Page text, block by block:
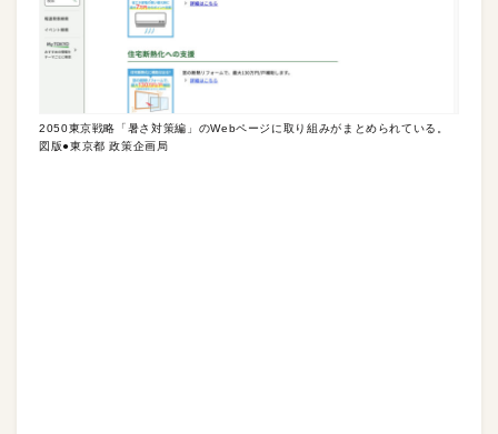
2050東京戦略「暑さ対策編」のWebページに取り組みがまとめられている。
図版●東京都 政策企画局